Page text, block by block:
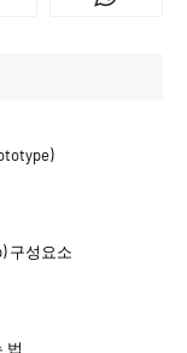
구성요소
법